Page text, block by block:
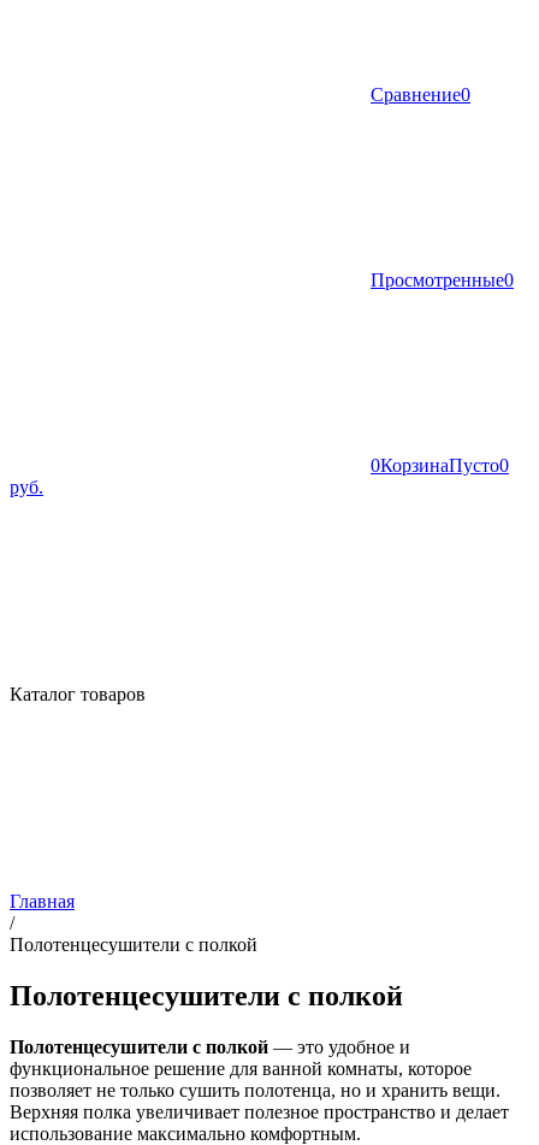
Сравнение0
Просмотренные0
0КорзинаПусто0
руб.
Каталог товаров
Главная
/
Полотенцесушители с полкой
Полотенцесушители с полкой
Полотенцесушители с полкой — это удобное и
функциональное решение для ванной комнаты, которое
позволяет не только сушить полотенца, но и хранить вещи.
Верхняя полка увеличивает полезное пространство и делает
использование максимально комфортным.